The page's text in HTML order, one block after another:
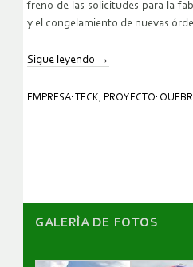
freno de las solicitudes para la
y el congelamiento de nuevas
Sigue leyendo →
EMPRESA: TECK, PROYECTO:
GALERÌA DE FOTOS